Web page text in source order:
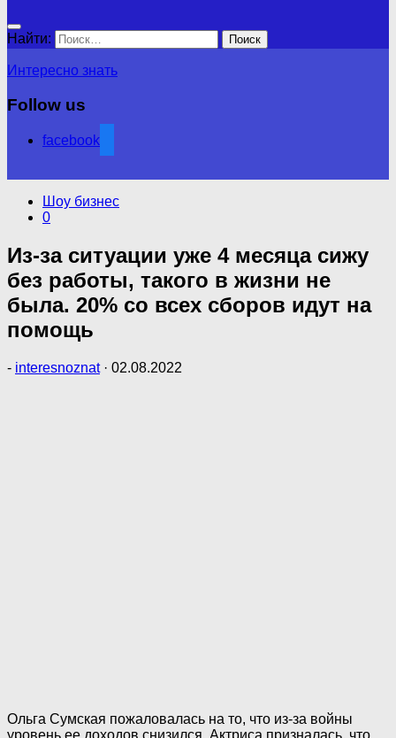
Найти:
Интересно знать
Follow us
facebook
Шоу бизнес
0
Из-за ситуации уже 4 месяца сижу
без работы, такого в жизни не
была. 20% со всех сборов идут на
помощь
- interesnoznat · 02.08.2022
Ольга Сумская пожаловалась на то, что из-за вoйны